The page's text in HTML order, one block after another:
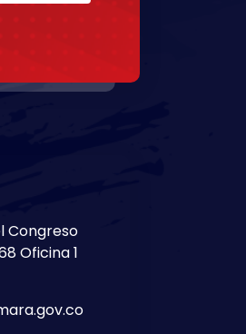
Congreso
Oficina 1